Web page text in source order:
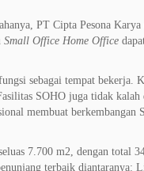
PT Cipta Pesona
Small Office Home Office
sebagai tempat bekerja.
SOHO juga tidak kalah
membuat berkembangan
7.700 m2, dengan total
terbaik diantaranya: